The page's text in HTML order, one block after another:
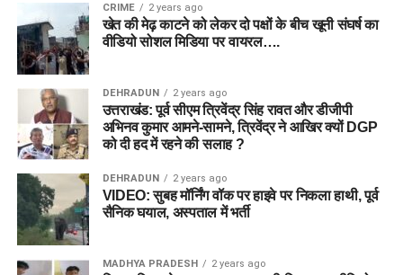
CRIME 2 years ago
खेत की मेढ़ काटने को लेकर दो पक्षों के बीच खूनी संघर्ष का
वीडियो सोशल मिडिया पर वायरल….
DEHRADUN 2 years ago
उत्तराखंड: पूर्व सीएम त्रिवेंद्र सिंह रावत और डीजीपी
अभिनव कुमार आमने-सामने, त्रिवेंद्र ने आखिर क्यों DGP
को दी हद में रहने की सलाह ?
DEHRADUN 2 years ago
VIDEO: सुबह मॉर्निंग वॉक पर हाइवे पर निकला हाथी, पूर्व
सैनिक घयाल, अस्पताल में भर्ती
MADHYA PRADESH 2 years ago